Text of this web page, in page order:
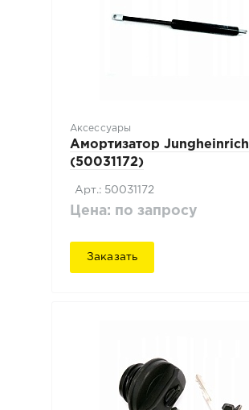
Аксессуары
Амортизатор Jungheinrich
(50031172)
Арт.: 50031172
Цена: по запросу
Заказать